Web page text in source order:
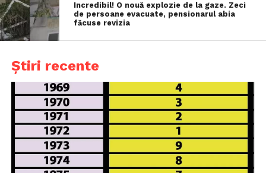
Incredibil! O nouă explozie de la gaze. Zeci
de persoane evacuate, pensionarul abia
făcuse revizia
Știri recente